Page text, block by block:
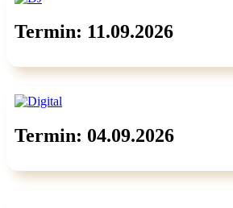
Termin: 11.09.2026
Termin: 04.09.2026